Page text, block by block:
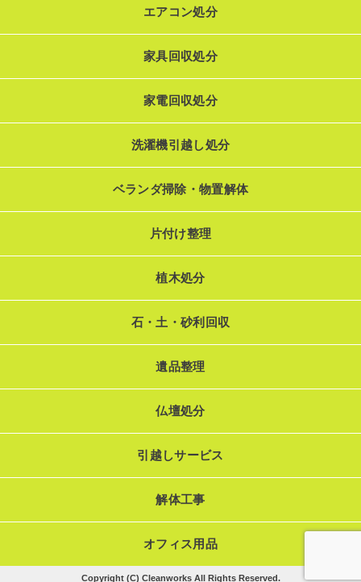
エアコン処分
家具回収処分
家電回収処分
洗濯機引越し処分
ベランダ掃除・物置解体
片付け整理
植木処分
石・土・砂利回収
遺品整理
仏壇処分
引越しサービス
解体工事
オフィス用品
Copyright (C) Cleanworks All Rights Reserved.